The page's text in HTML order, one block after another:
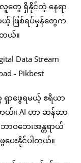
တွေ ရှိနိုင်တဲ့ နေရာ
ဖြစ်ရပ်မှန်တွေက
တယ်။
ာဖွေရမယ့် ဧရိယာ
တယ်။ AI ဟာ ဆန်ဆာ
ာဝဘေးအန္တရာယ်
ေးနိုင်ပါတယ်။